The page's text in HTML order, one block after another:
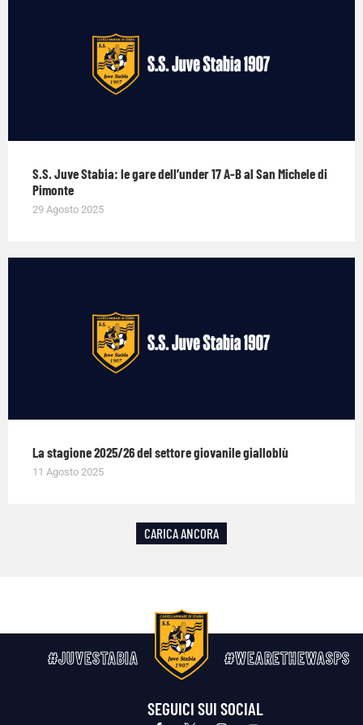
S.S. Juve Stabia: le gare dell’under 17 A-B al San Michele di
Pimonte
29 Agosto 2025
La stagione 2025/26 del settore giovanile gialloblù
11 Agosto 2025
CARICA ANCORA
#JUVESTABIA #WEARETHEWASPS
SEGUICI SUI SOCIAL